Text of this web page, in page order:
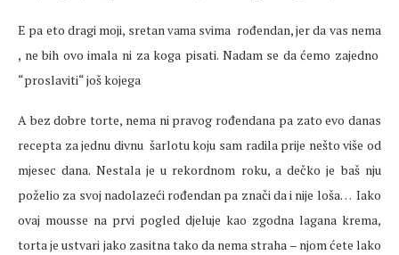
E pa eto dragi moji, sretanvamasvima rođendan, jer da vas nema
, ne bih ovo imala ni za koga pisati. Nadam se da ćemo zajedno
“proslaviti“ još kojega
A bez dobre torte, nema ni pravog rođendana pa zato evo danas
recepta za jednu divnu šarlotu koju sam radila prije nešto više od
mjesec dana. Nestala je u rekordnom roku, a dečko je baš nju
poželio za svoj nadolazeći rođendan pa znači da i nije loša… Iako
ovaj mousse na prvi pogled djeluje kao zgodna lagana krema,
torta je ustvari jako zasitna tako da nema straha – njom ćete lako